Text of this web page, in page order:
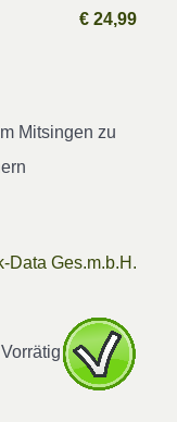
€ 24,99
Mitsingen zu
Data Ges.m.b.H.
Vorrätig